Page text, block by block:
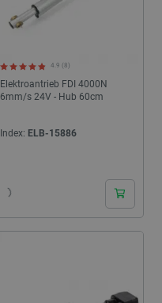
Elektroantrieb FDI 4000N
6mm/s 24V - Hub 60cm
4.9 (8)
Index: ELB-15886